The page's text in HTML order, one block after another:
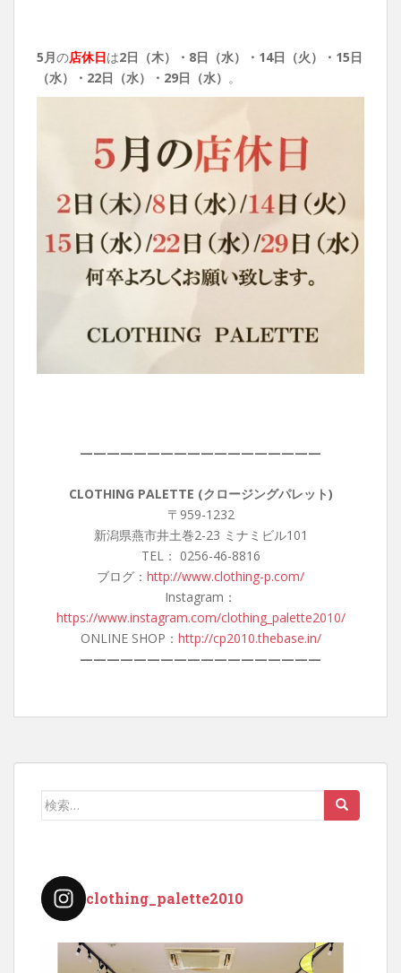
5月の店休日は2日（木）・8日（水）・14日（火）・15日
（水）・22日（水）・29日（水） 。
——————————————————
CLOTHING PALETTE (クロージングパレット)
〒959-1232
新潟県燕市井土巻2-23 ミナミビル101
TEL： 0256-46-8816
ブログ： http://www.clothing-p.com/
Instagram：
https://www.instagram.com/clothing_palette2010/
ONLINE SHOP： http://cp2010.thebase.in/
——————————————————
検
clothing_palette2010